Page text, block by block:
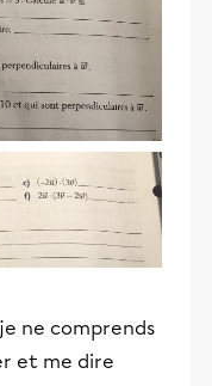
ne comprends
et me dire